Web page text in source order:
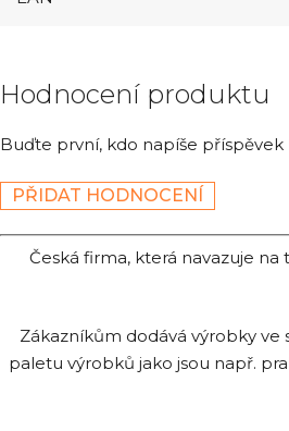
Hodnocení produktu
Buďte první, kdo napíše
PŘIDAT HODNOCENÍ
Česká firma, která navazuje
Zákazníkům dodává výrobky
paletu výrobků jako jsou např.